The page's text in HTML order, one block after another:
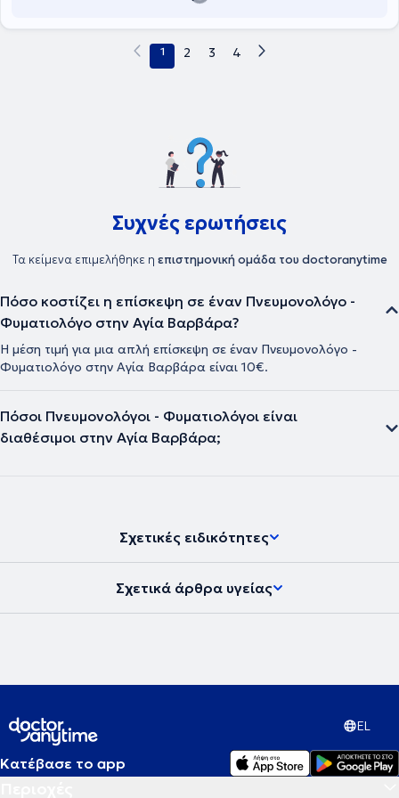
πράξεις αυτές στο Μediterraneo Hospital Γλυφάδας. Τέλος, η
1 2 3 4
Συχνές ερωτήσεις
Τα κείμενα επιμελήθηκε η επιστημονική ομάδα του doctoranytime
Πόσο κοστίζει η επίσκεψη σε έναν Πνευμονολόγο -
Φυματιολόγο στην Αγία Βαρβάρα?
Η μέση τιμή για μια απλή επίσκεψη σε έναν Πνευμονολόγο -
Φυματιολόγο στην Αγία Βαρβάρα είναι 10€.
Πόσοι Πνευμονολόγοι - Φυματιολόγοι είναι
διαθέσιμοι στην Αγία Βαρβάρα;
Σχετικές ειδικότητες
Σχετικά άρθρα υγείας
EL
Κατέβασε το app